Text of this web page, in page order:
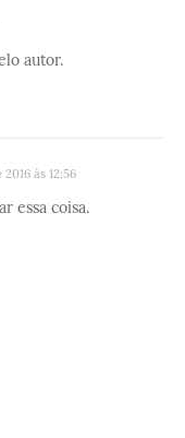
autor.
às 12:56
essa coisa.